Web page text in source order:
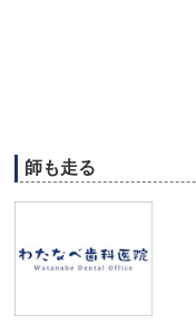
師も走る